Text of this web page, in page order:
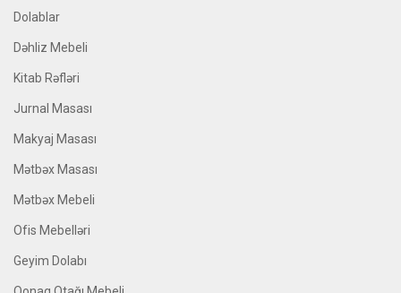
Dolablar
Dəhliz Mebeli
Kitab Rəfləri
Jurnal Masası
Makyaj Masası
Mətbəx Masası
Mətbəx Mebeli
Ofis Mebelləri
Geyim Dolabı